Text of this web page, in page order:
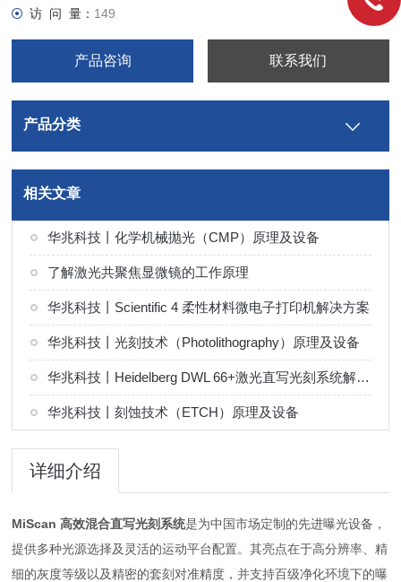
访 问 量： 149
产品咨询 联系我们
产品分类
相关文章
华兆科技丨化学机械抛光（CMP）原理及设备
了解激光共聚焦显微镜的工作原理
华兆科技丨Scientific 4 柔性材料微电子打印机解决方案
华兆科技丨光刻技术（Photolithography）原理及设备
华兆科技丨Heidelberg DWL 66+激光直写光刻系统解决方案
华兆科技丨刻蚀技术（ETCH）原理及设备
详细介绍
MiScan 高效混合直写光刻系统是为中国市场定制的先进曝光设备，
提供多种光源选择及灵活的运动平台配置。其亮点在于高分辨率、精
细的灰度等级以及精密的套刻对准精度，并支持百级净化环境下的曝